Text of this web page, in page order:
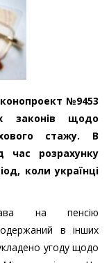
№9453
законів щодо
стажу. В
час розрахунку
коли українці
на пенсію
в інших
угоду щодо